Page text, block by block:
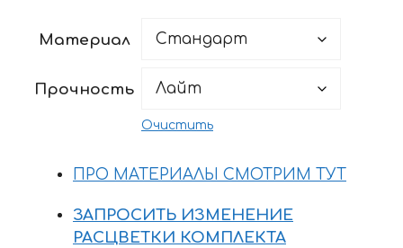
–
Материал
Прочность
Очистить
ПРО МАТЕРИАЛЫ СМОТРИМ ТУТ
ЗАПРОСИТЬ ИЗМЕНЕНИЕ
РАСЦВЕТКИ КОМПЛЕКТА